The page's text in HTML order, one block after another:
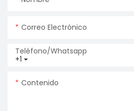
Correo Electrónico
+1
Teléfono/whatsapp
Contenido